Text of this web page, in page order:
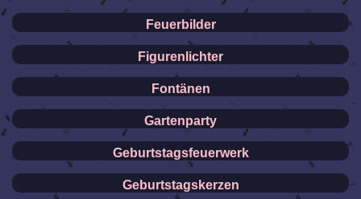
Feuerbilder
Figurenlichter
Fontänen
Gartenparty
Geburtstagsfeuerwerk
Geburtstagskerzen